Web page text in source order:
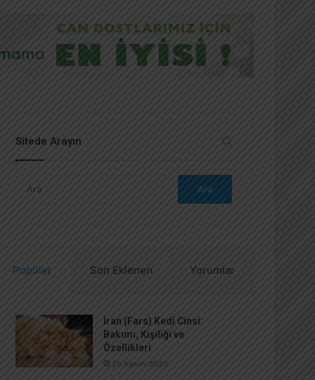
Sitede Arayın
Popüler Son Eklenen Yorumlar
İran (Fars) Kedi Cinsi:
Bakımı, Kişiliği ve
Özellikleri
25 Kasım 2020